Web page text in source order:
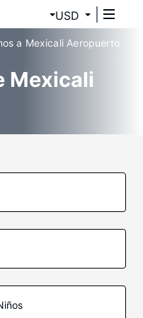
USD
a Mexicali Aeropuerto
Mexicali